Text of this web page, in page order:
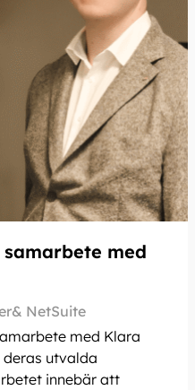
med
NetSuite
med Klara
deras utvalda
innebär att